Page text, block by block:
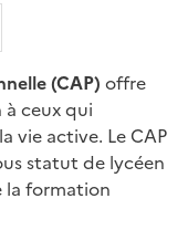
surl'article par courriel
(CAP) offre
ceux qui
vie active. Le CAP
statut de lycéen
la formation